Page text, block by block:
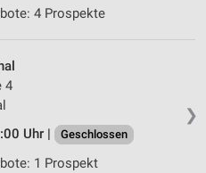
4 Prospekte
❯
4
Uhr |
Geschlossen
1 Prospekt